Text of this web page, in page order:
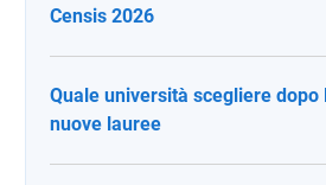
Censis 2026
Quale università scegliere
nuove lauree